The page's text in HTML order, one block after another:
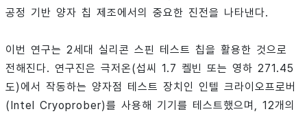
공정 기반 양자 칩 제조에서의 중요한 진전을 나타낸다.
이번 연구는 2세대 실리콘 스핀 테스트 칩을 활용한 것으로
전해진다. 연구진은 극저온(섭씨 1.7 켈빈 또는 영하 271.45
도)에서 작동하는 양자점 테스트 장치인 인텔 크라이오프로버
(Intel Cryoprober)를 사용해 기기를 테스트했으며, 12개의